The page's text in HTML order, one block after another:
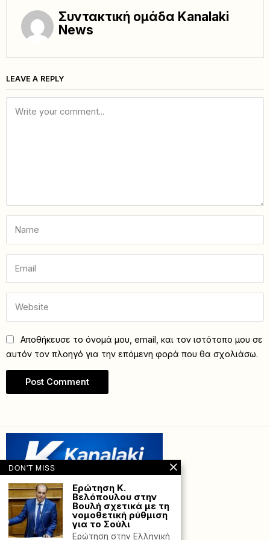
Συντακτική ομάδα Kanalaki
News
LEAVE A REPLY
Αποθήκευσε το όνομά μου, email, και τον ιστότοπο μου σε
αυτόν τον πλοηγό για την επόμενη φορά που θα σχολιάσω.
DON'T MISS
Ερώτηση Κ.
Βελόπουλου στην
Βουλή σχετικά με τη
νομοθετική ρύθμιση
για το Σούλι
Ερώτηση στην Ελληνική